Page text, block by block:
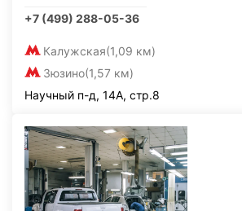
+7 (499) 288-05-36
Калужская(1,09 км)
Зюзино(1,57 км)
Научный п-д, 14А, стр.8